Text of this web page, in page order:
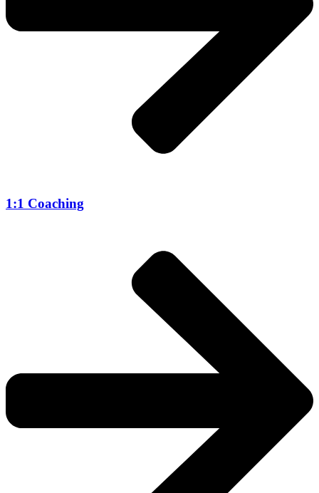
1:1 Coaching